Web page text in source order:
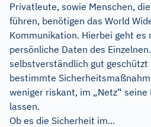
Privatleute, sowie Menschen,
führen, benötigen das World
Kommunikation. Hierbei geht es
persönliche Daten des
selbstverständlich gut geschützt
bestimmte
weniger riskant, im „Netz“
lassen.
Ob es die Sicherheit im...